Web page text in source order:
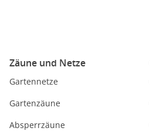
Zäune und Netze
Gartennetze
Gartenzäune
Absperrzäune